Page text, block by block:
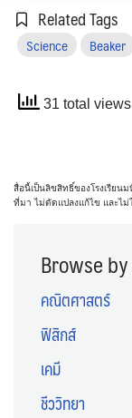
Related Tags
Science Beaker
31 total views
สื่อนี้เป็นลิขสิทธิ์ของโรงเรียน
ที่มา ไม่ดัดแปลงแก้ไข และไม่
Browse
คณิตศาสตร์
ฟิสิกส์
เคมี
ชีววิทยา